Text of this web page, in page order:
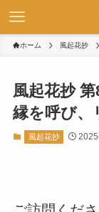
ホーム 風起花抄
風起花抄
縁を呼び、
風起花抄 2025